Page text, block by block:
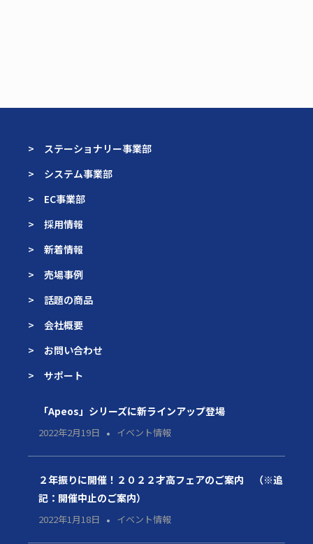
> ステーショナリー事業部
> システム事業部
> EC事業部
> 採用情報
> 新着情報
> 売場事例
> 話題の商品
> 会社概要
> お問い合わせ
> サポート
「Apeos」シリーズに新ラインアップ登場
2022年2月19日 イベント情報
２年振りに開催！２０２２才高フェアのご案内 （※追
記：開催中止のご案内）
2022年1月18日 イベント情報